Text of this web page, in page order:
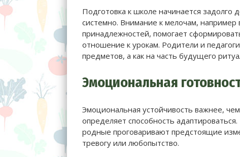
Подготовка к школе начинается задолго
системно. Внимание к мелочам, например
принадлежностей, помогает
отношение к урокам. Родители и
предметов, а как на часть будущего
Эмоциональная
Эмоциональная устойчивость важнее,
определяет способность
родные проговаривают предстоящие
тревогу или любопытство.